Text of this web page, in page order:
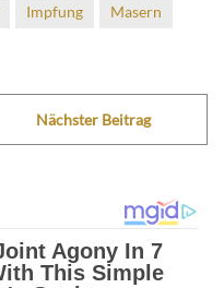
Impfung
Masern
Nächster Beitrag